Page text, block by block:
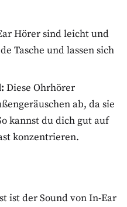
Hörer sind leicht und
Tasche und lassen sich
Diese Ohrhörer
ab, da sie
kannst du dich gut auf
konzentrieren.
ist der Sound von In-Ear